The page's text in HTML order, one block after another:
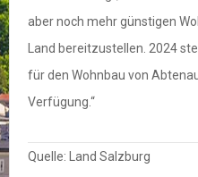
aber noch mehr günstigen
Land bereitzustellen. 2024
für den Wohnbau von
Verfügung.“
Quelle: Land Salzburg